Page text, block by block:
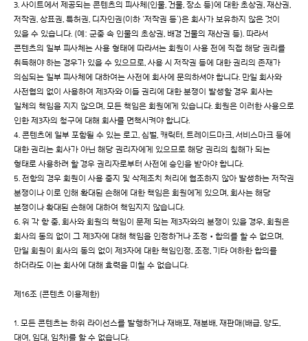
3. 사이트에서 제공되는 콘텐츠의 피사체(인물, 건물, 장소 등)에 대한 초상권, 재산권,
저작권, 상표권, 특허권, 디자인권(이하 ‘저작권 등’)은 회사가 보유하지 않은 것이
있을 수 있습니다. (예: 군중 속 인물의 초상권, 배경 건물의 재산권 등). 따라서
콘텐츠의 일부 피사체는 사용 형태에 따라서는 회원이 사용 전에 직접 해당 권리를
취득해야 하는 경우가 있을 수 있으므로, 사용 시 저작권 등에 대한 권리의 존재가
의심되는 일부 피사체에 대하여는 사전에 회사에 문의하셔야 합니다. 만일 회사와
사전협의 없이 사용하여 제3자와 이들 권리에 대한 분쟁이 발생할 경우 회사는
일체의 책임을 지지 않으며, 모든 책임은 회원에게 있습니다. 회원은 이러한 사용으로
인한 제3자의 청구에 대해 회사를 면책시켜야 합니다.
4. 콘텐츠에 일부 포함될 수 있는 로고, 심벌, 캐릭터, 트레이드마크, 서비스마크 등에
대한 권리는 회사가 아닌 해당 권리자에게 있으므로 해당 권리의 침해가 되는
형태로 사용하려 할 경우 권리자로부터 사전에 승인을 받아야 합니다.
5. 전항의 경우 회원이 사용 중지 및 삭제조치 처리에 협조하지 않아 발생하는 저작권
분쟁이나 이로 인해 확대된 손해에 대한 책임은 회원에게 있으며, 회사는 해당
분쟁이나 확대된 손해에 대하여 책임지지 않습니다.
6. 위 각 항 중, 회사와 회원의 책임이 문제 되는 제3자와의 분쟁이 있을 경우, 회원은
회사의 동의 없이 그 제3자에 대해 책임을 인정하거나 조정•합의를 할 수 없으며,
만일 회원이 회사의 동의 없이 제3자에 대한 책임인정, 조정, 기타 여하한 합의를
하더라도 이는 회사에 대해 효력을 미칠 수 없습니다.
제16조 (콘텐츠 이용제한)
1. 모든 콘텐츠는 하위 라이선스를 발행하거나 재배포, 재분배, 재판매(배급, 양도,
대여, 임대, 임차)를 할 수 없습니다.